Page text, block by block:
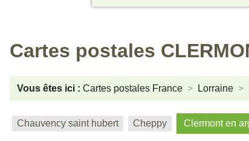
Cartes postales
Vous êtes ici : Cartes postales France Lorraine
Chauvency saint hubert Cheppy Clermont en